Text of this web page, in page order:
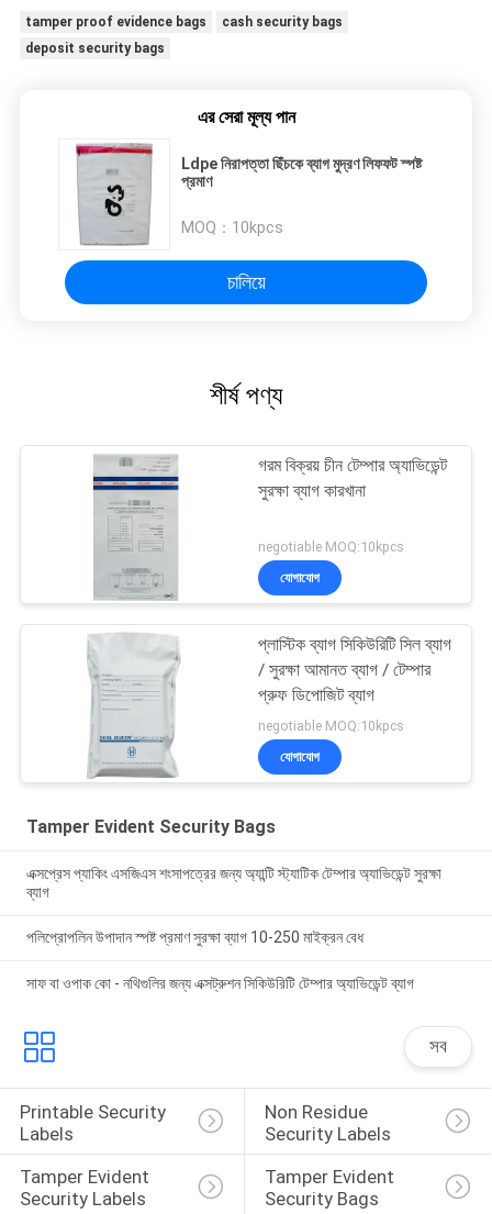
tamper proof evidence bags
cash security bags
deposit security bags
এর সেরা মূল্য পান
Ldpe নিরাপত্তা ছিঁচকে ব্যাগ মুদ্রণ লিফফট স্পষ্ট
প্রমাণ
MOQ： 10kpcs
চালিয়ে
শীর্ষ পণ্য
গরম বিক্রয় চীন টেম্পার অ্যাভিডেন্ট
সুরক্ষা ব্যাগ কারখানা
negotiable MOQ:10kpcs
যোগাযোগ
প্লাস্টিক ব্যাগ সিকিউরিটি সিল ব্যাগ
/ সুরক্ষা আমানত ব্যাগ / টেম্পার
প্রুফ ডিপোজিট ব্যাগ
negotiable MOQ:10kpcs
যোগাযোগ
Tamper Evident Security Bags
এক্সপ্রেস প্যাকিং এসজিএস শংসাপত্রের জন্য অ্যান্টি স্ট্যাটিক টেম্পার অ্যাভিডেন্ট সুরক্ষা
ব্যাগ
পলিপ্রোপলিন উপাদান স্পষ্ট প্রমাণ সুরক্ষা ব্যাগ 10-250 মাইক্রন বেধ
সাফ বা ওপাক কো - নথিগুলির জন্য এক্সট্রুশন সিকিউরিটি টেম্পার অ্যাভিডেন্ট ব্যাগ
সব
Printable Security
Labels
Non Residue
Security Labels
Tamper Evident
Security Labels
Tamper Evident
Security Bags